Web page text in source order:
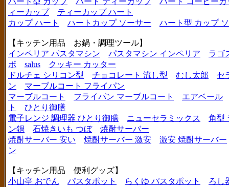
ィーカップ
ティーカップ ハート
カップ ハート
ハートカップ ソーサー ハート型 カップ
【キッチン用品 お鍋・調理ツール】
インペリア パスタマシン
パスタマシン インペリア
ラゴ
ボ
salus
クッキー カッター
ドルチェ シリコン型
チョコレート 流し型 むし太郎
セ
ン
マーブルコート フライパン
マーブルコート
フライパン マーブルコート
エアベール
ト
ひとり御膳
電子レンジ 調理器 ひとり御膳
ニューセラミックス
角型
ン鍋
石焼きいも つぼ
焼酎サーバー
焼酎サーバー 安い
焼酎サーバー 激安
激安 焼酎サーバー
ン
【キッチン用品 便利グッズ】
小山亭 おでん
パスタポット らくゆ パスタポット
ろし